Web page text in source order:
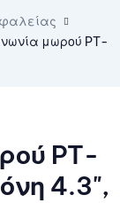
μωρού PT-
PT-
4.3",